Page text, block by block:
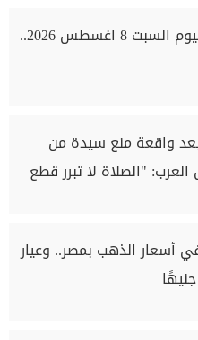
أسعار الذهب اليوم السبت 8 اغسطس 2026..
واقعة منع سيدة من
"الصلاة لا تبرر قطع
أسعار الذهب بمصر.. وعيار